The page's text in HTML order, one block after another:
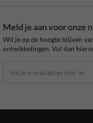
Meld je aan voor onze
Wil je op de hoogte blijven
ontwikkelingen. Vul dan